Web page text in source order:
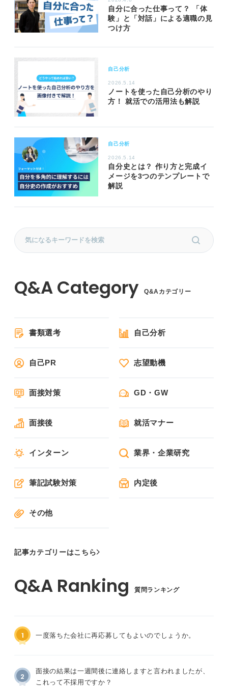
自分に合った仕事って？ 「体
験」と「対話」による適職の見
つけ方
自己分析
2026.5.14
ノートを使った自己分析のやり
方！ 就活での活用法も解説
自己分析
2026.5.14
自分史とは？ 作り方と完成イ
メージを3つのテンプレートで
解説
Q&Aカテゴリー
書類選考 自己分析
自己PR 志望動機
面接対策 GD・GW
面接後 就活マナー
インターン 業界・企業研究
筆記試験対策 内定後
その他
記事カテゴリーはこちら
質問ランキング
1 一度落ちた会社に再応募してもよいのでしょうか。
2
面接の結果は一週間後に連絡しますと言われましたが、
これって不採用ですか？